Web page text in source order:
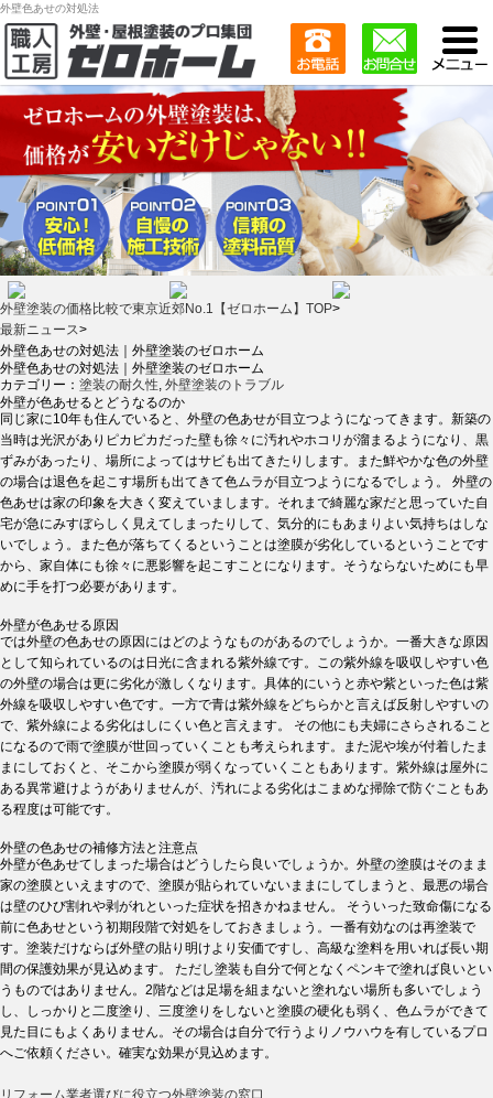
外壁色あせの対処法
外壁塗装の価格比較で東京近郊No.1【ゼロホーム】TOP>
最新ニュース>
外壁色あせの対処法｜外壁塗装のゼロホーム
外壁色あせの対処法｜外壁塗装のゼロホーム
カテゴリー： 塗装の耐久性, 外壁塗装のトラブル
外壁が色あせるとどうなるのか
同じ家に10年も住んでいると、外壁の色あせが目立つようになってきます。新築の
当時は光沢がありピカピカだった壁も徐々に汚れやホコリが溜まるようになり、黒
ずみがあったり、場所によってはサビも出てきたりします。また鮮やかな色の外壁
の場合は退色を起こす場所も出てきて色ムラが目立つようになるでしょう。 外壁の
色あせは家の印象を大きく変えていまします。それまで綺麗な家だと思っていた自
宅が急にみすぼらしく見えてしまったりして、気分的にもあまりよい気持ちはしな
いでしょう。また色が落ちてくるということは塗膜が劣化しているということです
から、家自体にも徐々に悪影響を起こすことになります。そうならないためにも早
めに手を打つ必要があります。
外壁が色あせる原因
では外壁の色あせの原因にはどのようなものがあるのでしょうか。一番大きな原因
として知られているのは日光に含まれる紫外線です。この紫外線を吸収しやすい色
の外壁の場合は更に劣化が激しくなります。具体的にいうと赤や紫といった色は紫
外線を吸収しやすい色です。一方で青は紫外線をどちらかと言えば反射しやすいの
で、紫外線による劣化はしにくい色と言えます。 その他にも夫婦にさらされること
になるので雨で塗膜が世回っていくことも考えられます。また泥や埃が付着したま
まにしておくと、そこから塗膜が弱くなっていくこともあります。紫外線は屋外に
ある異常避けようがありませんが、汚れによる劣化はこまめな掃除で防ぐこともあ
る程度は可能です。
外壁の色あせの補修方法と注意点
外壁が色あせてしまった場合はどうしたら良いでしょうか。外壁の塗膜はそのまま
家の塗膜といえますので、塗膜が貼られていないままにしてしまうと、最悪の場合
は壁のひび割れや剥がれといった症状を招きかねません。 そういった致命傷になる
前に色あせという初期段階で対処をしておきましょう。一番有効なのは再塗装で
す。塗装だけならば外壁の貼り明けより安価ですし、高級な塗料を用いれば長い期
間の保護効果が見込めます。 ただし塗装も自分で何となくペンキで塗れば良いとい
うものではありません。2階などは足場を組まないと塗れない場所も多いでしょう
し、しっかりと二度塗り、三度塗りをしないと塗膜の硬化も弱く、色ムラができて
見た目にもよくありません。その場合は自分で行うよりノウハウを有しているプロ
へご依頼ください。確実な効果が見込めます。
リフォーム業者選びに役立つ外壁塗装の窓口